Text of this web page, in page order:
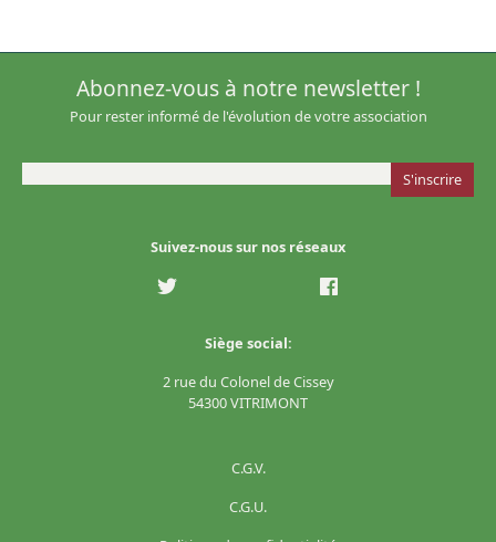
Suivez-nous sur nos réseaux
Siège social:
2 rue du Colonel de Cissey
54300 VITRIMONT
Abonnez-vous à notre newsletter !
Pour rester informé de l'évolution de votre association
C.G.V.
C.G.U.